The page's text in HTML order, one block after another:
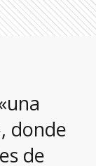
donde
de